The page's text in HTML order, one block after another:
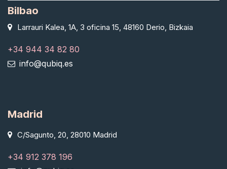
Bilbao
Larrauri Kalea, 1A, 3 oficina 15, 48160 Derio, Bizkaia
+34 944 34 82 80
info@qubiq.es
Madrid
C/Sagunto, 20, 28010 Madrid
+34 912 378 196